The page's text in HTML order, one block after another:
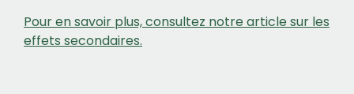
Pour en savoir plus, consultez notre article sur les
effets secondaires.